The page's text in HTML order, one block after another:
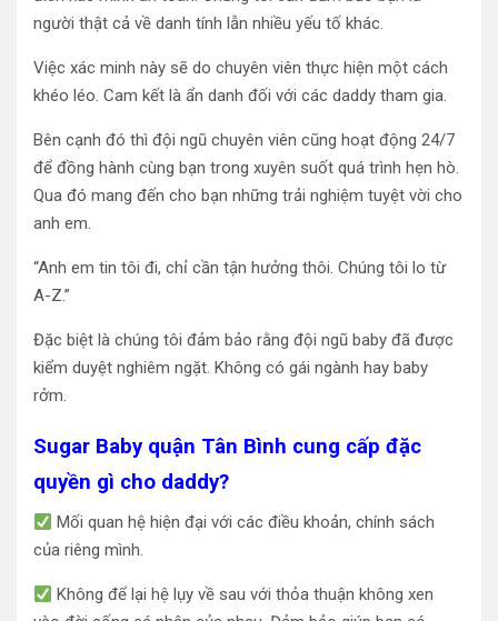
người thật cả về danh tính lẫn nhiều yếu tố khác.
Việc xác minh này sẽ do chuyên viên thực hiện một cách
khéo léo. Cam kết là ẩn danh đối với các daddy tham gia.
Bên cạnh đó thì đội ngũ chuyên viên cũng hoạt động 24/7
để đồng hành cùng bạn trong xuyên suốt quá trình hẹn hò.
Qua đó mang đến cho bạn những trải nghiệm tuyệt vời cho
anh em.
“Anh em tin tôi đi, chỉ cần tận hưởng thôi. Chúng tôi lo từ
A-Z.”
Đặc biệt là chúng tôi đảm bảo rằng đội ngũ baby đã được
kiểm duyệt nghiêm ngặt. Không có gái ngành hay baby
rởm.
Sugar Baby quận Tân Bình cung cấp đặc
quyền gì cho daddy?
Mối quan hệ hiện đại với các điều khoản, chính sách
của riêng mình.
Không để lại hệ lụy về sau với thỏa thuận không xen